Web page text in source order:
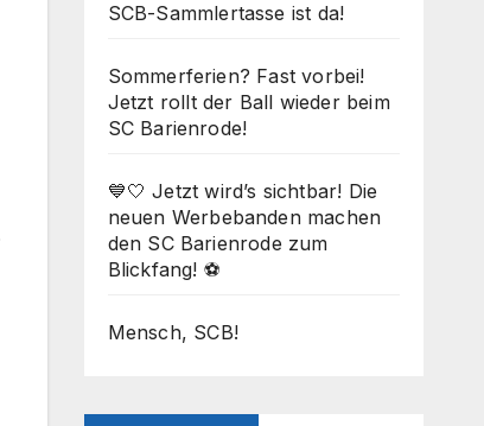
SCB-Sammlertasse ist da!
Sommerferien? Fast vorbei!
Jetzt rollt der Ball wieder beim
SC Barienrode!
💙🤍 Jetzt wird’s sichtbar! Die
neuen Werbebanden machen
den SC Barienrode zum
Blickfang! ⚽
Mensch, SCB!